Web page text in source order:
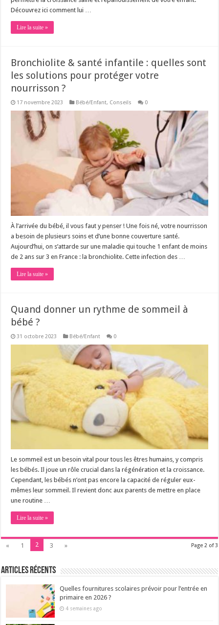
Découvrez ici comment lui …
Lire la suite »
Bronchiolite & santé infantile : quelles sont
les solutions pour protéger votre
nourrisson ?
17 novembre 2023 Bébé/Enfant, Conseils 0
À l’arrivée du bébé, il vous faut y penser ! Une fois né, votre nourrisson
a besoin de plusieurs soins et d’une bonne couverture santé.
Aujourd’hui, on s’attarde sur une maladie qui touche 1 enfant de moins
de 2 ans sur 3 en France : la bronchiolite. Cette infection des …
Lire la suite »
Quand donner un rythme de sommeil à
bébé ?
31 octobre 2023 Bébé/Enfant 0
Le sommeil est un besoin vital pour tous les êtres humains, y compris
les bébés. Il joue un rôle crucial dans la régénération et la croissance.
Cependant, les bébés n’ont pas encore la capacité de réguler eux-
mêmes leur sommeil. Il revient donc aux parents de mettre en place
une routine …
Lire la suite »
Page 2 of 3
« 1 2 3 »
Articles récents
Quelles fournitures scolaires prévoir pour l’entrée en
primaire en 2026 ?
4 semaines ago